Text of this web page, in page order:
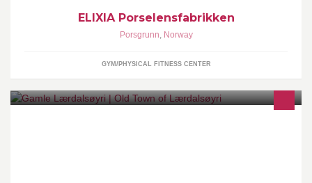
ELIXIA Porselensfabrikken
Porsgrunn, Norway
GYM/PHYSICAL FITNESS CENTER